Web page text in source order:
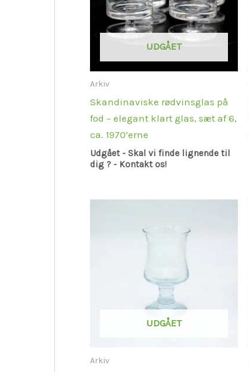
UDGÅET
Arkiv
Skandinaviske rødvinsglas på
fod – elegant klart glas, sæt af 6,
ca. 1970’erne
Udgået - Skal vi finde lignende til
dig ? - Kontakt os!
UDGÅET
Arkiv